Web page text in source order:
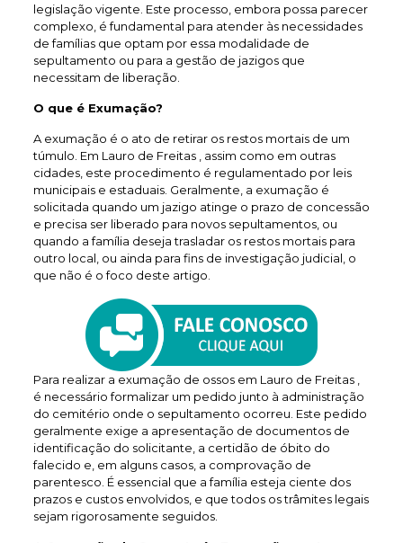
legislação vigente. Este processo, embora possa parecer
complexo, é fundamental para atender às necessidades
de famílias que optam por essa modalidade de
sepultamento ou para a gestão de jazigos que
necessitam de liberação.
O que é Exumação?
A exumação é o ato de retirar os restos mortais de um
túmulo. Em Lauro de Freitas , assim como em outras
cidades, este procedimento é regulamentado por leis
municipais e estaduais. Geralmente, a exumação é
solicitada quando um jazigo atinge o prazo de concessão
e precisa ser liberado para novos sepultamentos, ou
quando a família deseja trasladar os restos mortais para
outro local, ou ainda para fins de investigação judicial, o
que não é o foco deste artigo.
Para realizar a exumação de ossos em Lauro de Freitas ,
é necessário formalizar um pedido junto à administração
do cemitério onde o sepultamento ocorreu. Este pedido
geralmente exige a apresentação de documentos de
identificação do solicitante, a certidão de óbito do
falecido e, em alguns casos, a comprovação de
parentesco. É essencial que a família esteja ciente dos
prazos e custos envolvidos, e que todos os trâmites legais
sejam rigorosamente seguidos.